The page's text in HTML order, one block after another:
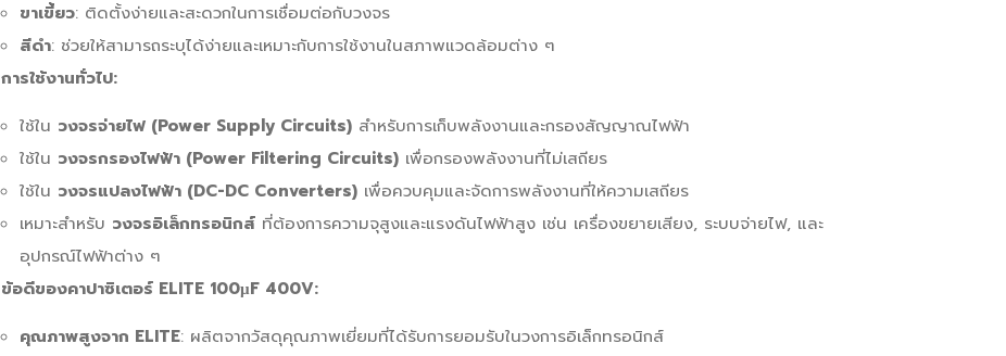
ขาเขี้ยว: ติดตั้งง่ายและสะดวกในการเชื่อมต่อกับวงจร
สีดำ: ช่วยให้สามารถระบุได้ง่ายและเหมาะกับการใช้งานในสภาพแวดล้อมต่าง ๆ
การใช้งานทั่วไป:
ใช้ใน วงจรจ่ายไฟ (Power Supply Circuits) สำหรับการเก็บพลังงานและกรองสัญญาณไฟฟ้า
ใช้ใน วงจรกรองไฟฟ้า (Power Filtering Circuits) เพื่อกรองพลังงานที่ไม่เสถียร
ใช้ใน วงจรแปลงไฟฟ้า (DC-DC Converters) เพื่อควบคุมและจัดการพลังงานที่ให้ความเสถียร
เหมาะสำหรับ วงจรอิเล็กทรอนิกส์ ที่ต้องการความจุสูงและแรงดันไฟฟ้าสูง เช่น เครื่องขยายเสียง, ระบบจ่ายไฟ, และ
อุปกรณ์ไฟฟ้าต่าง ๆ
ข้อดีของคาปาซิเตอร์ ELITE 100µF 400V:
คุณภาพสูงจาก ELITE: ผลิตจากวัสดุคุณภาพเยี่ยมที่ได้รับการยอมรับในวงการอิเล็กทรอนิกส์